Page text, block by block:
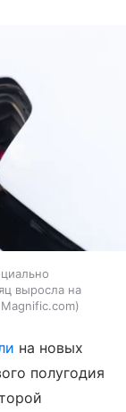
выросла на
Magnific.com
на новых
полугодия